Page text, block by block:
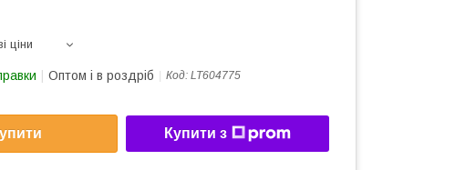
ціни
Оптом і в роздріб Код: LT604775
Купити з